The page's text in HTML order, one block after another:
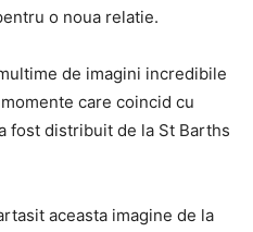
o noua relatie.
de imagini incredibile
care coincid cu
fost distribuit de la St Barths
aceasta imagine de la